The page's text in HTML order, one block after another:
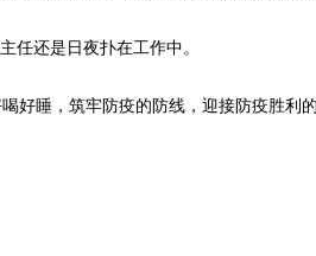
任还是日夜扑在工作中。
睡，筑牢防疫的防线，迎接防疫胜利